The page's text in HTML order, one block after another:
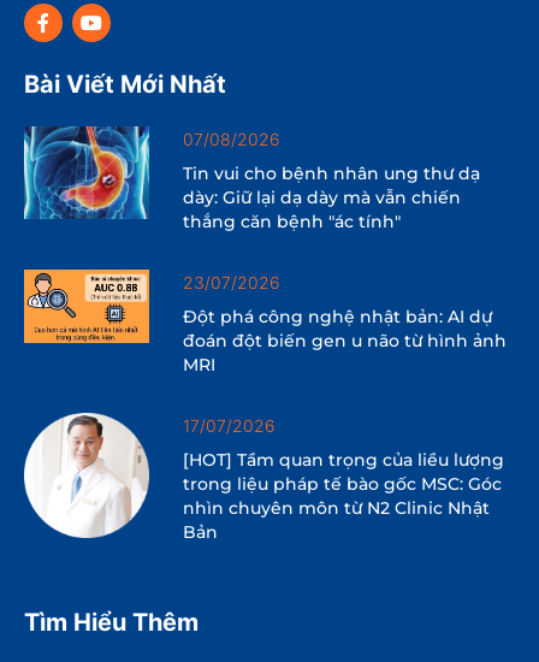
Bài Viết Mới Nhất
07/08/2026
Tin vui cho bệnh nhân ung thư dạ
dày: Giữ lại dạ dày mà vẫn chiến
thắng căn bệnh "ác tính"
23/07/2026
Đột phá công nghệ nhật bản: AI dự
đoán đột biến gen u não từ hình ảnh
MRI
17/07/2026
[HOT] Tầm quan trọng của liều lượng
trong liệu pháp tế bào gốc MSC: Góc
nhìn chuyên môn từ N2 Clinic Nhật
Bản
Tìm Hiểu Thêm